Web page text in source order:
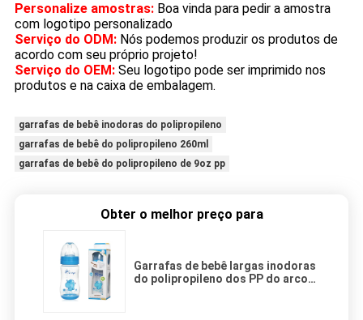
Personalize amostras: Boa vinda para pedir a amostra
com logotipo personalizado
Serviço do ODM: Nós podemos produzir os produtos de
acordo com seu próprio projeto!
Serviço do OEM: Seu logotipo pode ser imprimido nos
produtos e na caixa de embalagem.
garrafas de bebê inodoras do polipropileno
garrafas de bebê do polipropileno 260ml
garrafas de bebê do polipropileno de 9oz pp
Obter o melhor preço para
Garrafas de bebê largas inodoras
do polipropileno dos PP do arco